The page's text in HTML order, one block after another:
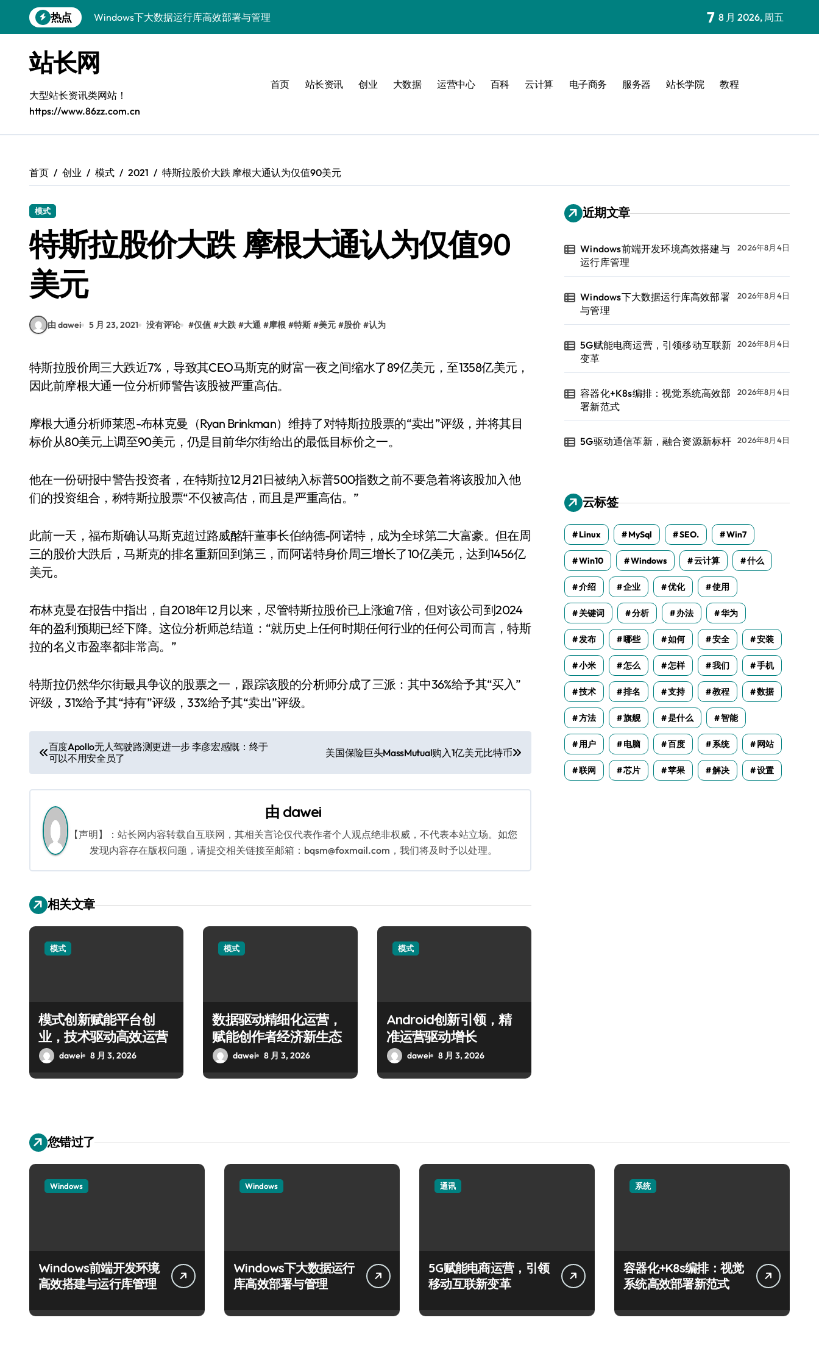
到
热点
Windows下大数据运行库高效部署与管理
容器化+K8s编排：视觉系统高效部署新范式
5G驱动通信革新，融合资源新标杆
5G引领新时代，中国科技领跑全球
容器化多媒体服务架构优化实践
容器化部署与编排优化：构建高效科技架构
Windows前端开发环境高效搭建与运行库管理
7 8 月 2026, 周五
站长网
大型站长资讯类网站！
https://www.86zz.com.cn
首页 站长资讯 创业 大数据 运营中心 百科 云计算 电子商务 服务器 站长学院 教程
首页 创业 模式 2021 特斯拉股价大跌 摩根大通认为仅值90美元
模式
特斯拉股价大跌 摩根大通认为仅值90
美元
由 dawei 5 月 23, 2021 没有评论 #仅值 #大跌 #大通 #摩根 #特斯 #美元 #股价 #认为
特斯拉股价周三大跌近7%，导致其CEO马斯克的财富一夜之间缩水了89亿美元，至1358亿美元，
因此前摩根大通一位分析师警告该股被严重高估。
摩根大通分析师莱恩-布林克曼（Ryan Brinkman）维持了对特斯拉股票的“卖出”评级，并将其目
标价从80美元上调至90美元，仍是目前华尔街给出的最低目标价之一。
他在一份研报中警告投资者，在特斯拉12月21日被纳入标普500指数之前不要急着将该股加入他
们的投资组合，称特斯拉股票“不仅被高估，而且是严重高估。”
此前一天，福布斯确认马斯克超过路威酩轩董事长伯纳德-阿诺特，成为全球第二大富豪。但在周
三的股价大跌后，马斯克的排名重新回到第三，而阿诺特身价周三增长了10亿美元，达到1456亿
美元。
布林克曼在报告中指出，自2018年12月以来，尽管特斯拉股价已上涨逾7倍，但对该公司到2024
年的盈利预期已经下降。这位分析师总结道：“就历史上任何时期任何行业的任何公司而言，特斯
拉的名义市盈率都非常高。”
特斯拉仍然华尔街最具争议的股票之一，跟踪该股的分析师分成了三派：其中36%给予其“买入”
评级，31%给予其“持有”评级，33%给予其“卖出”评级。
文
章
导
航
百度Apollo无人驾驶路测更进一步 李彦宏感慨：终于
可以不用安全员了
美国保险巨头MassMutual购入1亿美元比特币
由 dawei
【声明】：站长网内容转载自互联网，其相关言论仅代表作者个人观点绝非权威，不代表本站立场。如您
发现内容存在版权问题，请提交相关链接至邮箱：bqsm@foxmail.com，我们将及时予以处理。
相关文章
模式
模式创新赋能平台创
业，技术驱动高效运营
dawei 8 月 3, 2026
模式
数据驱动精细化运营，
赋能创作者经济新生态
dawei 8 月 3, 2026
模式
Android创新引领，精
准运营驱动增长
dawei 8 月 3, 2026
近期文章
Windows前端开发环境高效搭建与
运行库管理
2026年8月4日
Windows下大数据运行库高效部署
与管理
2026年8月4日
5G赋能电商运营，引领移动互联新
变革
2026年8月4日
容器化+K8s编排：视觉系统高效部
署新范式
2026年8月4日
5G驱动通信革新，融合资源新标杆 2026年8月4日
云标签
Linux MySql SEO. Win7
Win10 Windows 云计算 什么
介绍 企业 优化 使用
关键词 分析 办法 华为
发布 哪些 如何 安全 安装
小米 怎么 怎样 我们 手机
技术 排名 支持 教程 数据
方法 旗舰 是什么 智能
用户 电脑 百度 系统 网站
联网 芯片 苹果 解决 设置
您错过了
Windows
Windows前端开发环境
高效搭建与运行库管理
Windows
Windows下大数据运行
库高效部署与管理
通讯
5G赋能电商运营，引领
移动互联新变革
系统
容器化+K8s编排：视觉
系统高效部署新范式